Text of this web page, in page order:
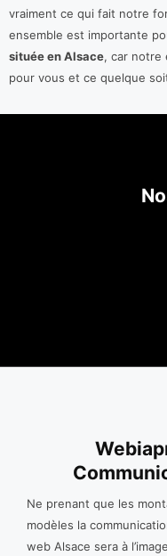
vraiment ce qui fait notre
ensemble est importante
située en Alsace, car notre
pour vous et ce quelque
Ne prenant que les
modèles la
web Alsace sera à